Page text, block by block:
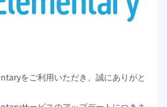
をご利用いただき、誠にありがと